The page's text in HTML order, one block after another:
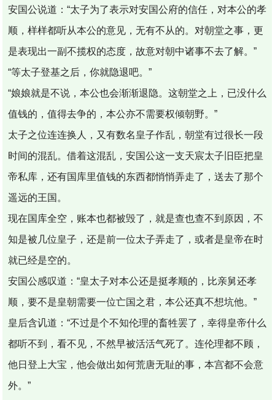
安国公说道：“太子为了表示对安国公府的信任，对本公的孝
顺，样样都听从本公的意见，无有不从的。对朝堂之事，更
是表现出一副不揽权的态度，故意对朝中诸事不去了解。”
“等太子登基之后，你就隐退吧。”
“娘娘就是不说，本公也会渐渐退隐。这朝堂之上，已没什么
值钱的，值得去争的，本公亦不需要权倾朝野。”
太子之位连连换人，又有数名皇子作乱，朝堂有过很长一段
时间的混乱。借着这混乱，安国公这一支天宸太子旧臣把皇
帝私库，还有国库里值钱的东西都悄悄弄走了，送去了那个
遥远的王国。
现在国库全空，账本也都被毁了，就是查也查不到原因，不
知是被几位皇子，还是前一位太子弄走了，或者是皇帝在时
就已经是空的。
安国公感叹道：“皇太子对本公还是挺孝顺的，比亲舅还孝
顺，要不是皇朝需要一位亡国之君，本公还真不想坑他。”
皇后含讥道：“不过是个不知伦理的畜牲罢了，幸得皇帝什么
都听不到，看不见，不然早被活活气死了。连伦理都不顾，
他日登上大宝，他会做出如何荒唐无耻的事，本宫都不会意
外。”